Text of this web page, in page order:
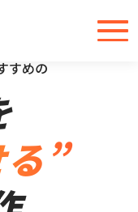
から安心／
すめの
”